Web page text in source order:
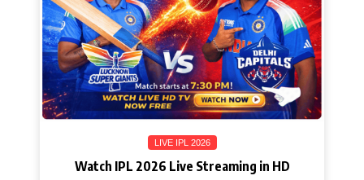
LIVE IPL 2026
Watch IPL 2026 Live Streaming in HD